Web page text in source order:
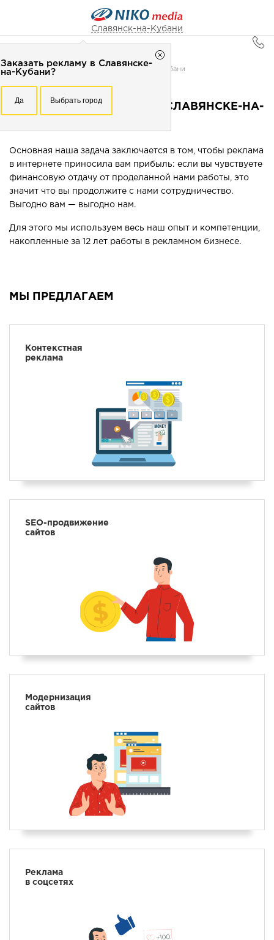
Славянск-на-Кубани
Заказать рекламу в Славянске-
на-Кубани?
Да Выбрать город
Славянск-на-Кубани
Заказать рекламу в
Славянске-на-Кубани?
Рекламное агентство НИКО-медиа
Честно Эффективно
Внимательно!
Выберите свой город
НАПИСАТЬ
Реклама в интернете в Славянске-на-Кубани
РЕКЛАМА В ИНТЕРНЕТЕ В СЛАВЯНСКЕ-НА-
Основная наша задача заключается в том, чтобы реклама
в интернете приносила вам прибыль: если вы чувствуете
финансовую отдачу от проделанной нами работы, это
значит что вы продолжите с нами сотрудничество.
Выгодно вам — выгодно нам.
Для этого мы используем весь наш опыт и компетенции,
накопленные за 12 лет работы в рекламном бизнесе.
МЫ ПРЕДЛАГАЕМ
Контекстная
реклама
SEO-продвижение
сайтов
Модернизация
сайтов
Реклама
в соцсетях